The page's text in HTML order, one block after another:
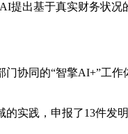
出基于真实财务状况
协同的“智擎AI+”工
实践，申报了13件发